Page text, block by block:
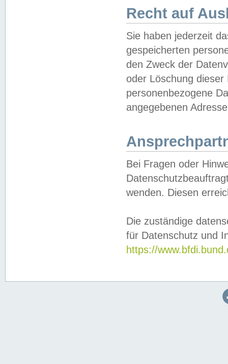
Recht auf
Sie haben jederzeit
gespeicherten
den Zweck der
oder Löschung
personenbezogene
angegebenen
Bei Fragen oder
wenden. Diesen
Die zuständige
für Datenschutz und
https://